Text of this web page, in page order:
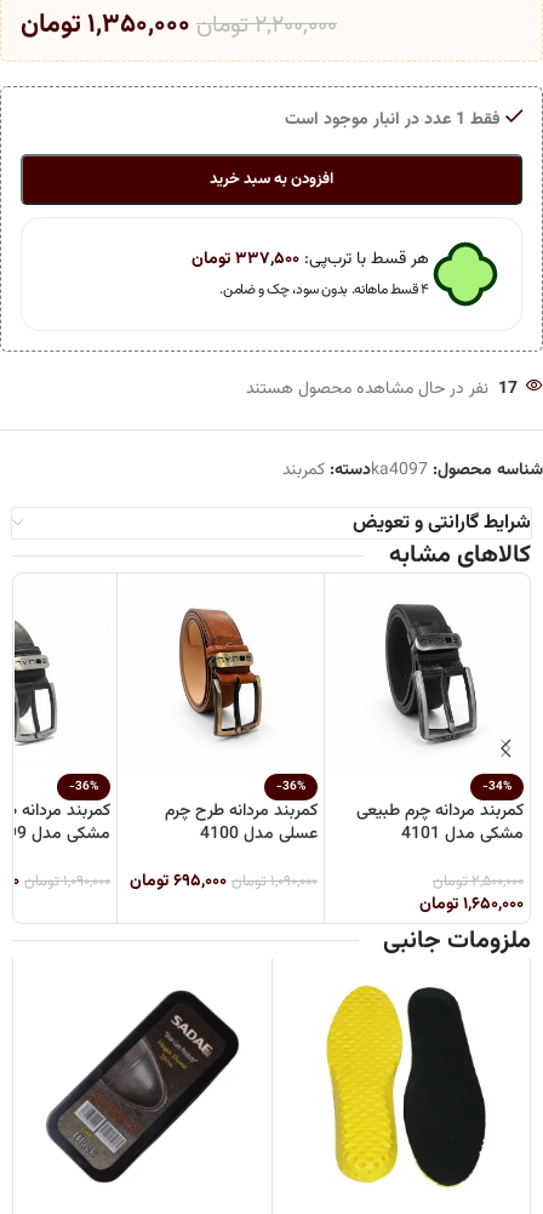
۲,۲۰۰,۰۰۰تومان ۱,۳۵۰,۰۰۰تومان
فقط 1 عدد در انبار موجود است
افزودن به سبد خرید
هر قسط با ترب‌پی: ۳۳۷,۵۰۰تومان
۴ قسط ماهانه. بدون سود، چک و ضامن.
17 نفر در حال مشاهده محصول هستند
شناسه محصول: ka4097دسته: کمربند
شرایط گارانتی و تعویض
کالاهای مشابه
-34%
کمربند مردانه چرم طبیعی
مشکی مدل 4101
۲,۵۰۰,۰۰۰تومان
۱,۶۵۰,۰۰۰تومان
-36%
کمربند مردانه طرح چرم
عسلی مدل 4100
۱,۰۹۰,۰۰۰تومان ۶۹۵,۰۰۰تومان
-36%
کمربند مردانه
مشکی مدل 4099
۱,۰۹۰,۰۰۰تومان
ملزومات جانبی